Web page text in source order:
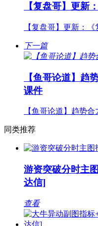
【复盘哥】更新
【复盘哥】更新：《
下一篇
【鱼哥论道】趋
课件
【鱼哥论道】趋势
同类推荐
游资突破分时主
达信]
查看